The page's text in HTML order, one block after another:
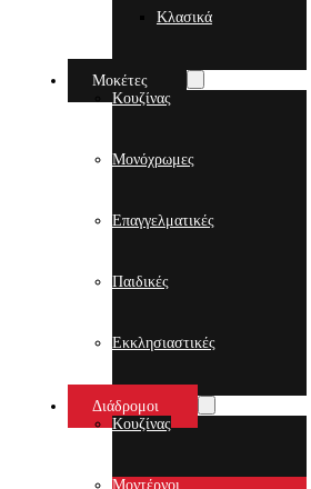
Κλασικά
Μοκέτες
Κουζίνας
Μονόχρωμες
Επαγγελματικές
Παιδικές
Εκκλησιαστικές
Διάδρομοι
Κουζίνας
Μοντέρνοι